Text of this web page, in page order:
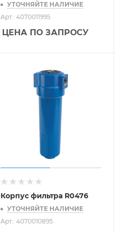
УТОЧНЯЙТЕ НАЛИЧИЕ
Арт.: 4070011995
ЦЕНА ПО ЗАПРОСУ
Корпус фильтра R0476
УТОЧНЯЙТЕ НАЛИЧИЕ
Арт.: 4070010895